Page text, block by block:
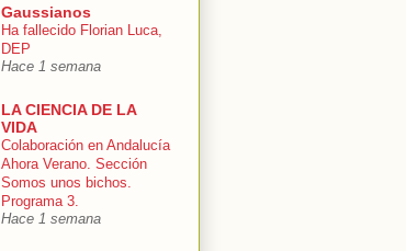
Gaussianos
Ha fallecido Florian Luca,
DEP
Hace 1 semana
LA CIENCIA DE LA
VIDA
Colaboración en Andalucía
Ahora Verano. Sección
Somos unos bichos.
Programa 3.
Hace 1 semana